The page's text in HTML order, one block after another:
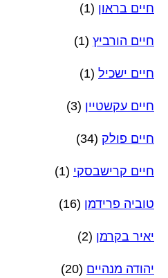
חיים בראון (1)
חיים הורביץ (1)
חיים ישכיל (1)
חיים עקשטיין (3)
חיים פולק (34)
חיים קרישבסקי (1)
טוביה פרידמן (16)
יאיר בקרמן (2)
יהודה מנהיים (20)